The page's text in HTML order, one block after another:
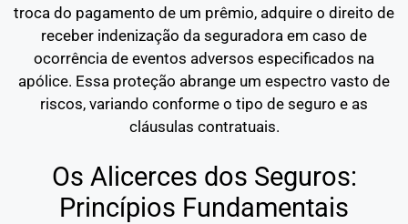
troca do pagamento de um prêmio, adquire o direito de
receber indenização da seguradora em caso de
ocorrência de eventos adversos especificados na
apólice. Essa proteção abrange um espectro vasto de
riscos, variando conforme o tipo de seguro e as
cláusulas contratuais.
Os Alicerces dos Seguros:
Princípios Fundamentais